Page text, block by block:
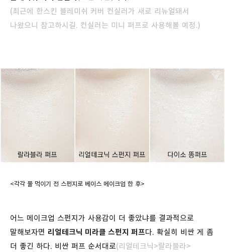
(최근에 한스킨 블레미쉬 커버 컨실러가 새로 리뉴얼돼서
나왔으니 참고하시길. 컨실러는 미니 퍼프로 사용해볼 예정.)
<각각 물 먹이기 전 스펀지로 베이스 메이크업 한 후>
어느 메이크업 스펀지가 사용감이 더 좋았냐를 결과적으로
말해보자면 리얼테크닉 미라클 스펀지 퍼프다. 확실히 비싼 게 좀
더 좋긴 하다. 비싼 퍼프 순서대로(리얼테크닉>랄라블라>